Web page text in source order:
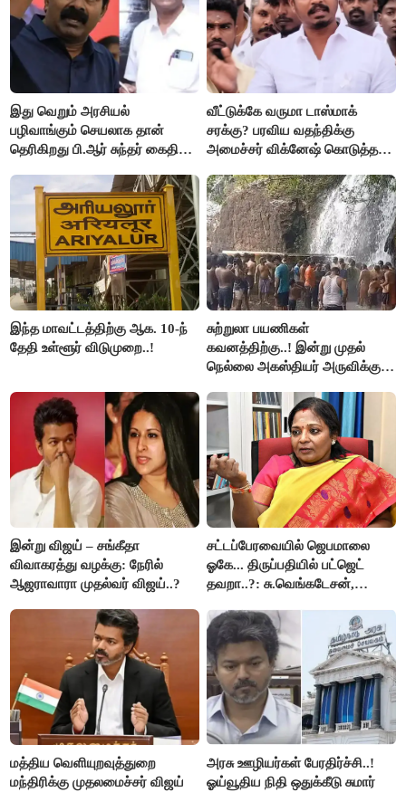
இது வெறும் அரசியல்
பழிவாங்கும் செயலாக தான்
தெரிகிறது பி.ஆர் சுந்தர் கைதிற்கு
வீட்டுக்கே வருமா டாஸ்மாக்
சரக்கு? பரவிய வதந்திக்கு
அமைச்சர் விக்னேஷ் கொடுத்த
இந்த மாவட்டத்திற்கு ஆக. 10-ந்
தேதி உள்ளூர் விடுமுறை..!
சுற்றுலா பயணிகள்
கவனத்திற்கு..! இன்று முதல்
நெல்லை அகஸ்தியர் அருவிக்கு
இன்று விஜய் – சங்கீதா
விவாகரத்து வழக்கு: நேரில்
ஆஜராவாரா முதல்வர் விஜய்..?
சட்டப்பேரவையில் ஜெபமாலை
ஓகே... திருப்பதியில் பட்ஜெட்
தவறா..?: சு.வெங்கடேசன்,
கேள்வி..!
மத்திய வெளியுறவுத்துறை
மந்திரிக்கு முதலமைச்சர் விஜய்
அரசு ஊழியர்கள் பேரதிர்ச்சி..!
ஓய்வூதிய நிதி ஒதுக்கீடு சுமார்